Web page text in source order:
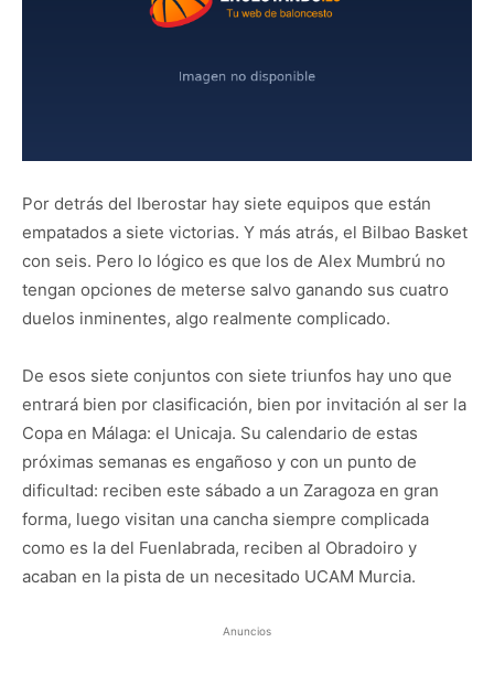
Por detrás del Iberostar hay siete equipos que están
empatados a siete victorias. Y más atrás, el Bilbao Basket
con seis. Pero lo lógico es que los de Alex Mumbrú no
tengan opciones de meterse salvo ganando sus cuatro
duelos inminentes, algo realmente complicado.
De esos siete conjuntos con siete triunfos hay uno que
entrará bien por clasificación, bien por invitación al ser la
Copa en Málaga: el Unicaja. Su calendario de estas
próximas semanas es engañoso y con un punto de
dificultad: reciben este sábado a un Zaragoza en gran
forma, luego visitan una cancha siempre complicada
como es la del Fuenlabrada, reciben al Obradoiro y
acaban en la pista de un necesitado UCAM Murcia.
Anuncios